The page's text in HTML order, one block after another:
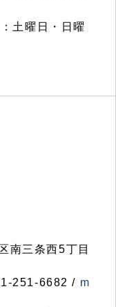
土曜日・日曜
南三条西5丁目
251-6682 / m